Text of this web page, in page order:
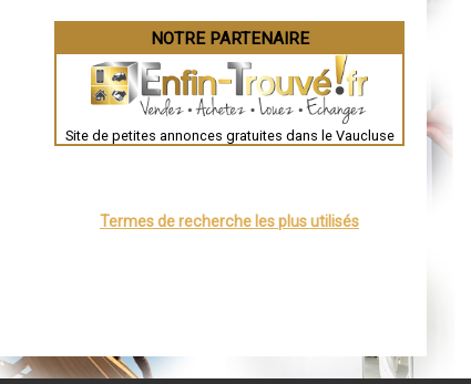
Besançon
Évreux
Chartres
Nîmes
Auch
Orléans
Cahors
NOTRE PARTENAIRE
Site de petites annonces gratuites dans le Vaucluse
Termes de recherche les plus utilisés